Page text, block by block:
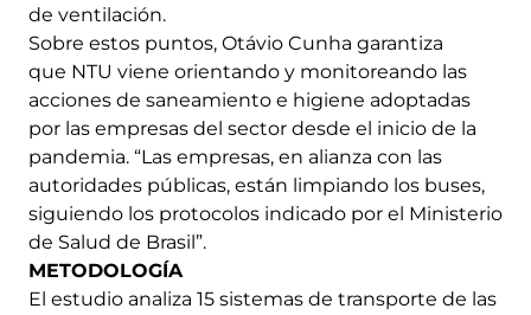
de ventilación.
Sobre estos puntos, Otávio Cunha garantiza
que NTU viene orientando y monitoreando las
acciones de saneamiento e higiene adoptadas
por las empresas del sector desde el inicio de la
pandemia. “Las empresas, en alianza con las
autoridades públicas, están limpiando los buses,
siguiendo los protocolos indicado por el Ministerio
de Salud de Brasil”.
METODOLOGÍA
El estudio analiza 15 sistemas de transporte de las